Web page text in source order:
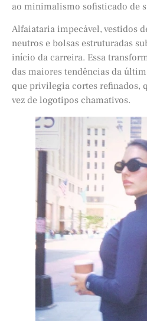
ao minimalismo sofisticado de
Alfaiataria impecável, vestidos
neutros e bolsas estruturadas
início da carreira. Essa
das maiores tendências da
que privilegia cortes refinados,
vez de logotipos chamativos.